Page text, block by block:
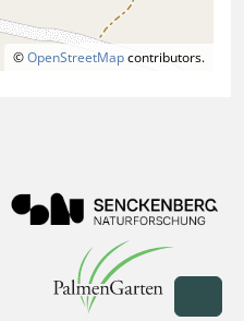
©OpenStreetMapcontributors.